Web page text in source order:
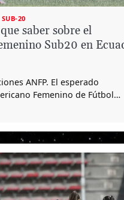
SUB-20
saber sobre el
Sub20 en
ANFP. El esperado
Femenino de Fútbol…